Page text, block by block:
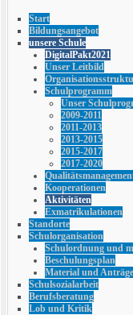
Start
Bildungsangebot
unsere Schule
DigitalPakt2021
Unser Leitbild
Schulprogramm
Unser
2009-2011
2011-2013
2013-2015
2015-2017
2017-2020
Kooperationen
Aktivitäten
Exmatrikulationen
Standorte
Schulorganisation
Schulordnung und
Beschulungsplan
Material und Anträge
Schulsozialarbeit
Berufsberatung
Lob und Kritik